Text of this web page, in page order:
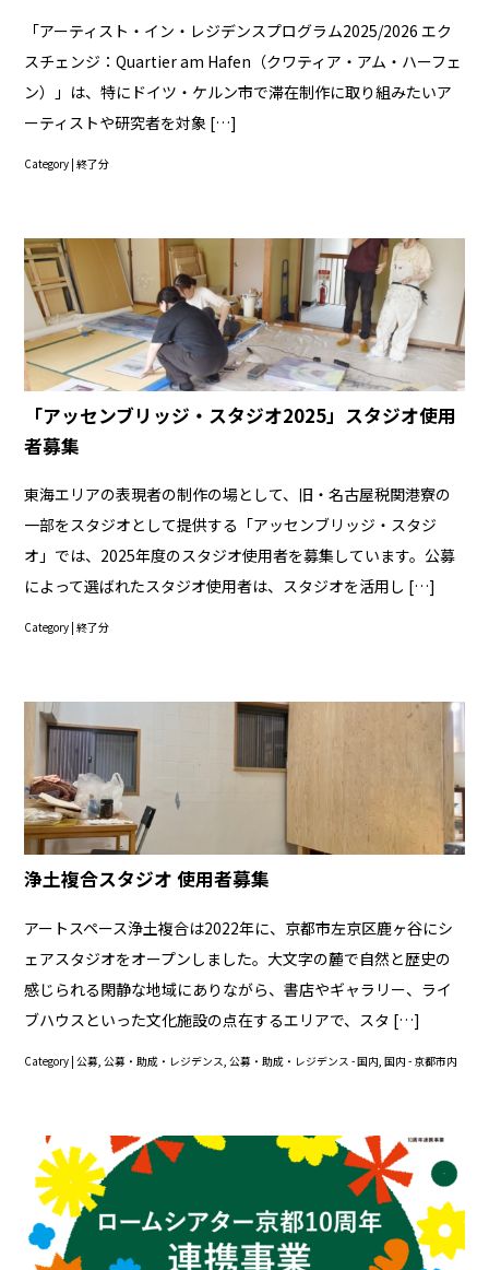
「アーティスト・イン・レジデンスプログラム2025/2026 エク
スチェンジ：Quartier am Hafen（クワティア・アム・ハーフェ
ン）」は、特にドイツ・ケルン市で滞在制作に取り組みたいア
ーティストや研究者を対象 […]
Category |終了分
「アッセンブリッジ・スタジオ2025」スタジオ使用
者募集
東海エリアの表現者の制作の場として、旧・名古屋税関港寮の
一部をスタジオとして提供する「アッセンブリッジ・スタジ
オ」では、2025年度のスタジオ使用者を募集しています。公募
によって選ばれたスタジオ使用者は、スタジオを活用し […]
Category |終了分
浄土複合スタジオ 使用者募集
アートスペース浄土複合は2022年に、京都市左京区鹿ヶ谷にシ
ェアスタジオをオープンしました。大文字の麓で自然と歴史の
感じられる閑静な地域にありながら、書店やギャラリー、ライ
ブハウスといった文化施設の点在するエリアで、スタ […]
Category |公募,公募・助成・レジデンス,公募・助成・レジデンス - 国内,国内 - 京都市内